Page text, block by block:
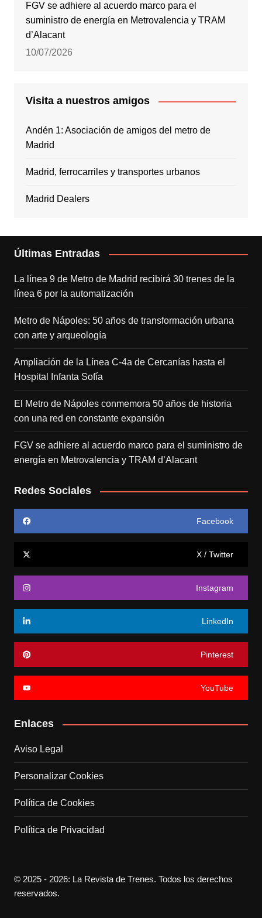
FGV se adhiere al acuerdo marco para el
suministro de energía en Metrovalencia y TRAM
d’Alacant
10/07/2026
Visita a nuestros amigos
Andén 1: Asociación de amigos del metro de
Madrid
Madrid, ferrocarriles y transportes urbanos
Madrid Dealers
Últimas Entradas
La línea 9 de Metro de Madrid recibirá 30 trenes de la
línea 6 por la automatización
Metro de Nápoles: 50 años de transformación urbana
con arte y arqueología
Ampliación de la Línea C-4a de Cercanías hasta el
Hospital Infanta Sofía
El Metro de Nápoles conmemora 50 años de historia
con una red en constante expansión
FGV se adhiere al acuerdo marco para el suministro de
energía en Metrovalencia y TRAM d’Alacant
Redes Sociales
Facebook
X / Twitter
Instagram
LinkedIn
Pinterest
YouTube
Enlaces
Aviso Legal
Personalizar Cookies
Política de Cookies
Política de Privacidad
© 2025 - 2026: La Revista de Trenes. Todos los derechos
reservados.